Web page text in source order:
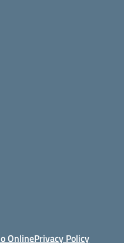
OnlinePrivacy Policy